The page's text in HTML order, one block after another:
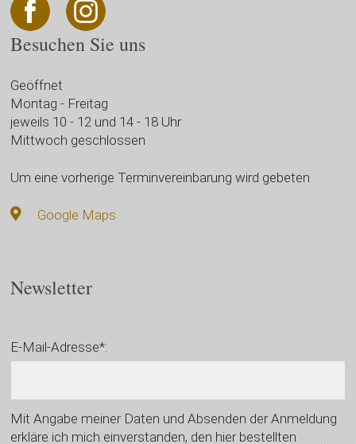
Besuchen Sie uns
Geöffnet
Montag - Freitag
jeweils 10 - 12 und 14 - 18 Uhr
Mittwoch geschlossen
Um eine vorherige Terminvereinbarung wird gebeten
Google Maps
Newsletter
E-Mail-Adresse*:
Mit Angabe meiner Daten und Absenden der Anmeldung
erkläre ich mich einverstanden, den hier bestellten